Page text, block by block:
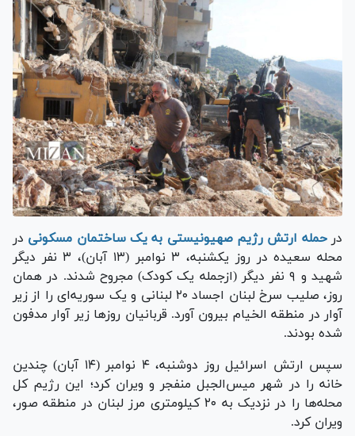
درحمله ارتش رژیم صهیونیستی به یک ساختمان مسکونی در
محله سعیده در روز یکشنبه، ۳ نوامبر (۱۳ آبان)، ۳ نفر دیگر
شهید و ۹ نفر دیگر (ازجمله یک کودک) مجروح شدند. در همان
روز، صلیب سرخ لبنان اجساد ۲۰ لبنانی و یک سوریه‌ای را از زیر
آوار در منطقه الخیام بیرون آورد. قربانیان روز‌ها زیر آوار مدفون
شده بودند.
سپس ارتش اسرائیل روز دوشنبه، ۴ نوامبر (۱۴ آبان) چندین
خانه را در شهر میس‌الجبل منفجر و ویران کرد؛ این رژیم کل
محله‌ها را در نزدیک به ۲۰ کیلومتری مرز لبنان در منطقه صور،
ویران کرد.